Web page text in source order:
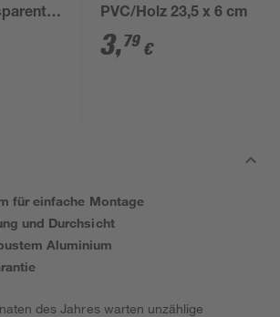
PVC/Holz 23,5 x 6 cm
3,79 €
für einfache Montage
und Durchsicht
Aluminium
des Jahres warten unzählige